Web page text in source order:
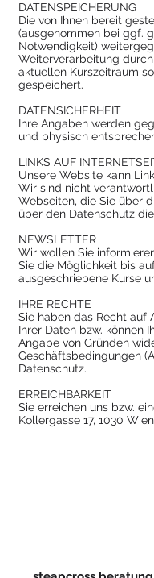
DATENSPEICHERUNG
Die von Ihnen bereit
(ausgenommen bei ggf.
Notwendigkeit)
Weiterverarbeitung
aktuellen Kurszeitraum
gespeichert.
DATENSICHERHEIT
Ihre Angaben werden
und physisch
LINKS AUF
Unsere Website kann
Wir sind nicht
Webseiten, die Sie über
über den Datenschutz
NEWSLETTER
Wir wollen Sie
Sie die Möglichkeit bis
ausgeschriebene Kurse
IHRE RECHTE
Sie haben das Recht auf
Ihrer Daten bzw. können
Angabe von Gründen
Geschäftsbedingungen
Datenschutz.
ERREICHBARKEIT
Sie erreichen uns bzw.
Kollergasse 17, 1030